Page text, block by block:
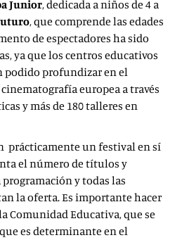
Junior, dedicada a niños de 4 a
, que comprende las edades
de espectadores ha sido
ya que los centros educativos
podido profundizar en el
europea a través
y más de 180 talleres en
prácticamente un festival en sí
el número de títulos y
y todas las
la oferta. Es importante hacer
Comunidad Educativa, que se
es determinante en el